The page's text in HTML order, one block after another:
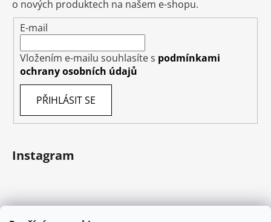
o nových produktech na našem e-shopu.
E-mail
Vložením e-mailu souhlasíte s podmínkami
ochrany osobních údajů
PŘIHLÁSIT SE
Instagram